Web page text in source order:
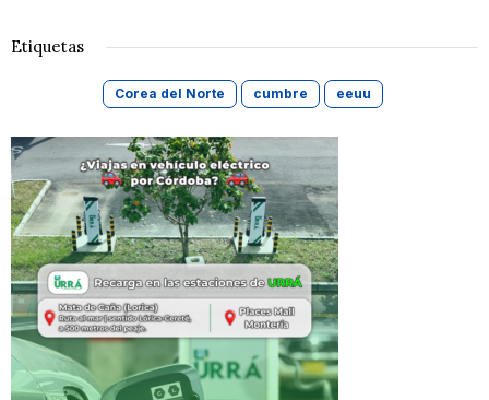
Etiquetas
Corea del Norte cumbre eeuu